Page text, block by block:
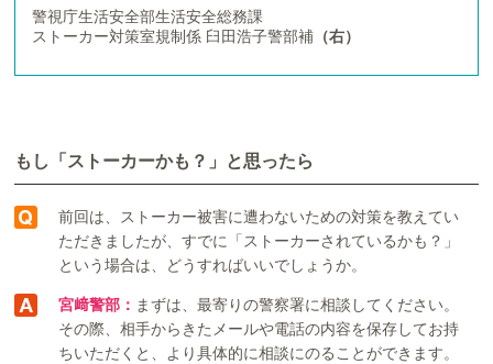
警視庁生活安全部生活安全総務課
ストーカー対策室規制係 臼田浩子警部補 （右）
もし「ストーカーかも？」と思ったら
前回は、ストーカー被害に遭わないための対策を教えてい
ただきましたが、すでに「ストーカーされているかも？」
という場合は、どうすればいいでしょうか。
宮﨑警部： まずは、最寄りの警察署に相談してください。
その際、相手からきたメールや電話の内容を保存してお持
ちいただくと、より具体的に相談にのることができます。